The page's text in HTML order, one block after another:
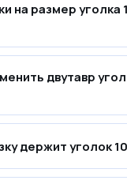
на размер уголка
двутавр
держит уголок